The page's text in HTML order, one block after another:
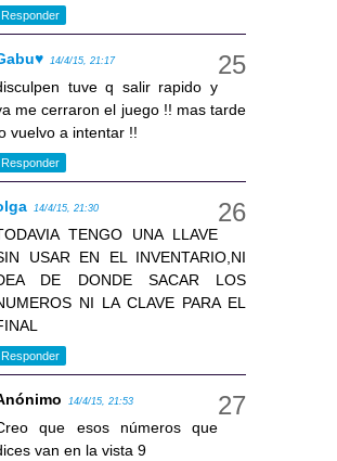
Responder
14/4/15, 21:17
tuve q salir rapido y
me cerraron el juego !! mas tarde
vuelvo a intentar !!
Responder
14/4/15, 21:30
TENGO UNA LLAVE
USAR EN EL INVENTARIO,NI
DE DONDE SACAR LOS
NI LA CLAVE PARA EL
Responder
14/4/15, 21:53
que esos números que
van en la vista 9